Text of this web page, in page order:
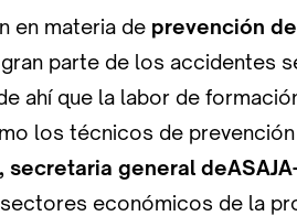
en materia de prevención
parte de los accidentes
ahí que la labor de
los técnicos de prevención
secretaria general
económicos de la